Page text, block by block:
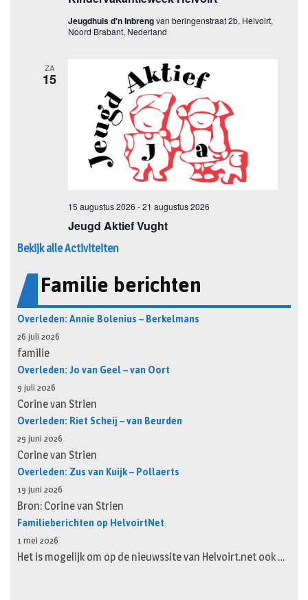
Bekijk alle Activiteiten
Familie berichten
Overleden: Annie Bolenius – Berkelmans
26 juli 2026
familie
Overleden: Jo van Geel – van Oort
9 juli 2026
Corine van Strien
Overleden: Riet Scheij – van Beurden
29 juni 2026
Corine van Strien
Overleden: Zus van Kuijk – Pollaerts
19 juni 2026
Bron: Corine van Strien
Familieberichten op HelvoirtNet
1 mei 2026
Het is mogelijk om op de nieuwssite van Helvoirt.net ook …